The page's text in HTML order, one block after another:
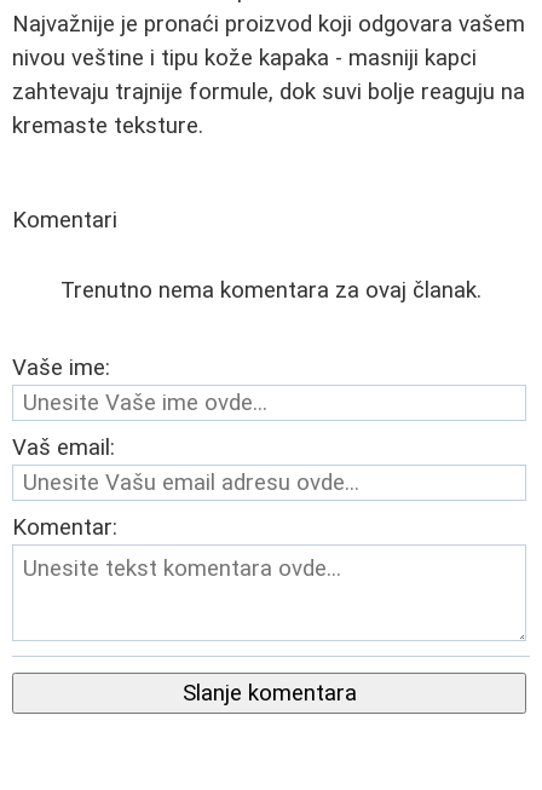
Najvažnije je pronaći proizvod koji odgovara vašem
nivou veštine i tipu kože kapaka - masniji kapci
zahtevaju trajnije formule, dok suvi bolje reaguju na
kremaste teksture.
Komentari
Trenutno nema komentara za ovaj članak.
Vaše ime:
Vaš email:
Komentar:
Slanje komentara